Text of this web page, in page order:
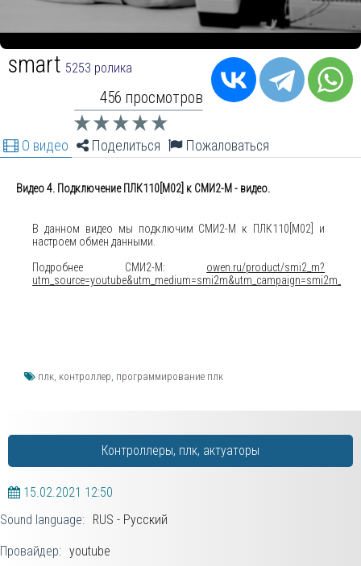
smart 5253 ролика
456 просмотров
О видео Поделиться Пожаловаться
Видео 4. Подключение ПЛК110[М02] к СМИ2-М - видео.
В данном видео мы подключим СМИ2-М к ПЛК110[M02] и
настроем обмен данными.
Подробнее СМИ2-М: owen.ru/product/smi2_m?
плк, контроллер, программирование плк
Контроллеры, плк, актуаторы
15.02.2021 12:50
Sound language: RUS - Русский
Провайдер: youtube